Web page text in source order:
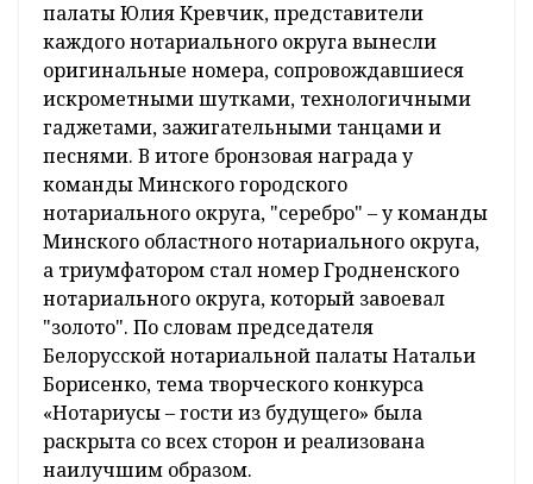
палаты Юлия Кревчик, представители
каждого нотариального округа вынесли
оригинальные номера, сопровождавшиеся
искрометными шутками, технологичными
гаджетами, зажигательными танцами и
песнями. В итоге бронзовая награда у
команды Минского городского
нотариального округа, "серебро" – у команды
Минского областного нотариального округа,
а триумфатором стал номер Гродненского
нотариального округа, который завоевал
"золото". По словам председателя
Белорусской нотариальной палаты Натальи
Борисенко, тема творческого конкурса
«Нотариусы – гости из будущего» была
раскрыта со всех сторон и реализована
наилучшим образом.